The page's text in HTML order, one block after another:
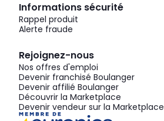
Informations sécurité
Rappel produit
Alerte fraude
Rejoignez-nous
Nos offres d'emploi
Devenir franchisé Boulanger
Devenir affilié Boulanger
Découvrir la Marketplace
Devenir vendeur sur la Marketplace